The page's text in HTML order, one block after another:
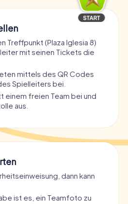
Treffpunkt (Plaza Iglesia 8)
mit seinen Tickets die
mittels des QR Codes
Spielleiters bei.
einem freien Team bei und
aus.
dann kann
ist es, ein Teamfoto zu